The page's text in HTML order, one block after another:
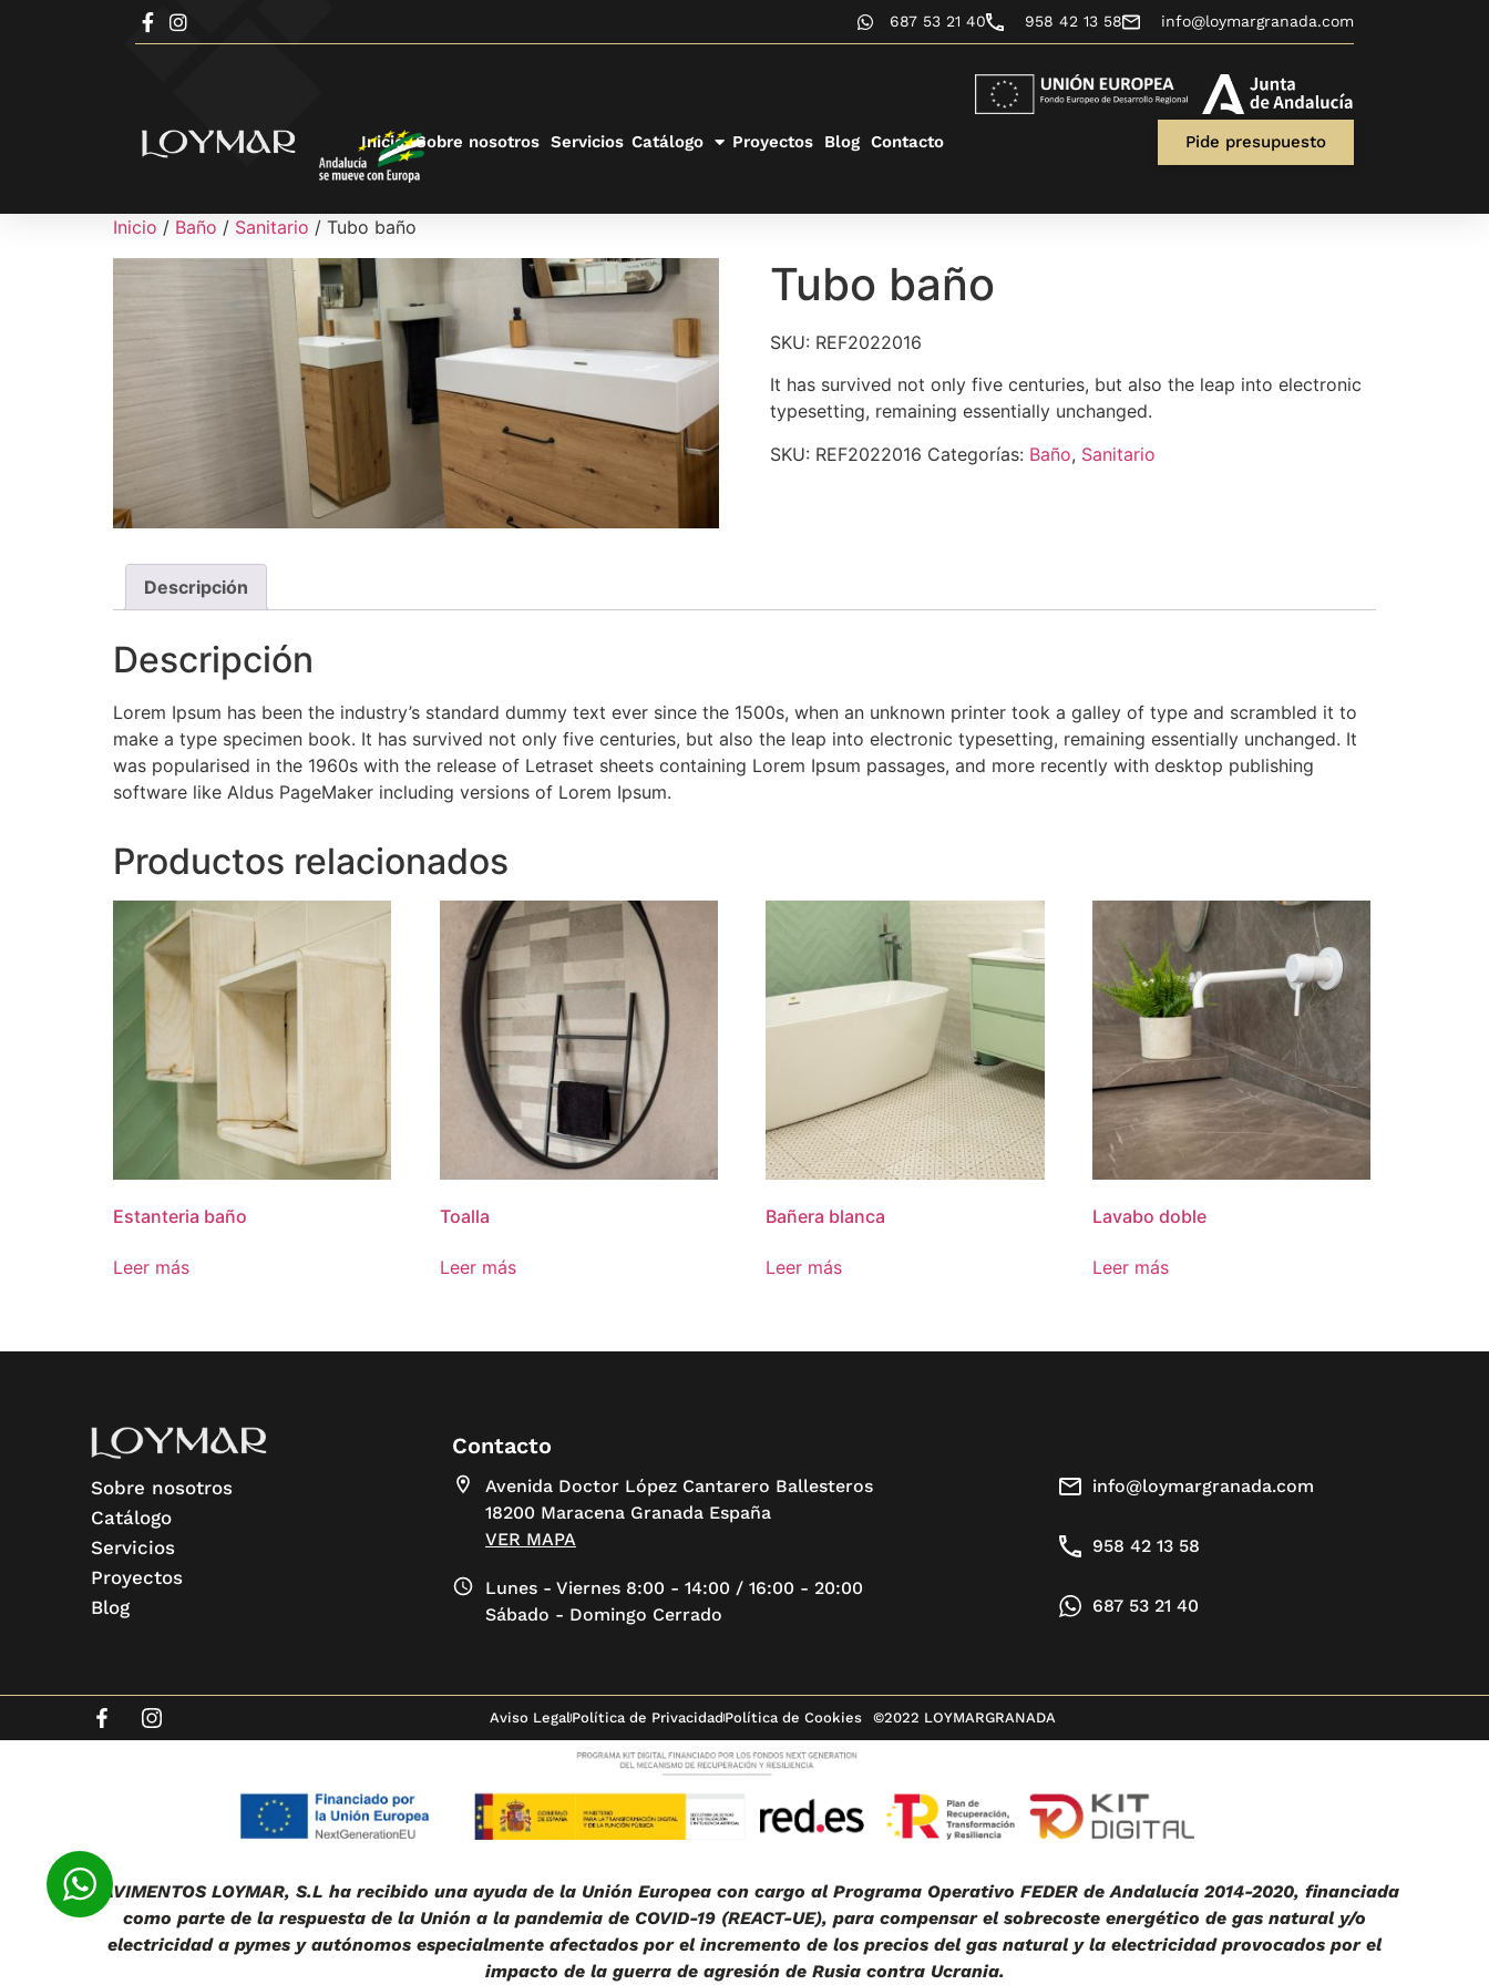
687 53 21 40 958 42 13 58 info@loymargranada.com
Inicio Sobre nosotros Servicios Catálogo Proyectos Blog Contacto Pide presupuesto
Inicio / Baño / Sanitario / Tubo baño
Tubo baño
SKU: REF2022016
It has survived not only five centuries, but also the leap into electronic
typesetting, remaining essentially unchanged.
SKU: REF2022016 Categorías: Baño, Sanitario
Descripción
Descripción
Lorem Ipsum has been the industry’s standard dummy text ever since the 1500s, when an unknown printer took a galley of type and scrambled it to
make a type specimen book. It has survived not only five centuries, but also the leap into electronic typesetting, remaining essentially unchanged. It
was popularised in the 1960s with the release of Letraset sheets containing Lorem Ipsum passages, and more recently with desktop publishing
software like Aldus PageMaker including versions of Lorem Ipsum.
Productos relacionados
Estanteria baño
Leer más
Toalla
Leer más
Bañera blanca
Leer más
Lavabo doble
Leer más
Sobre nosotros
Catálogo
Servicios
Proyectos
Blog
Contacto
Avenida Doctor López Cantarero Ballesteros
18200 Maracena Granada España
VER MAPA
Lunes - Viernes 8:00 - 14:00 / 16:00 - 20:00
Sábado - Domingo Cerrado
info@loymargranada.com
958 42 13 58
687 53 21 40
Aviso LegalPolítica de Privacidad Política de Cookies ©2022 LOYMARGRANADA
PAVIMENTOS LOYMAR, S.L ha recibido una ayuda de la Unión Europea con cargo al Programa Operativo FEDER de Andalucía 2014-2020, financiada
como parte de la respuesta de la Unión a la pandemia de COVID-19 (REACT-UE), para compensar el sobrecoste energético de gas natural y/o
electricidad a pymes y autónomos especialmente afectados por el incremento de los precios del gas natural y la electricidad provocados por el
impacto de la guerra de agresión de Rusia contra Ucrania.